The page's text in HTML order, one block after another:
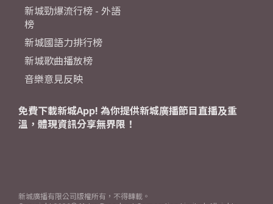
新城勁爆流行榜 - 外語
榜
新城國語力排行榜
新城歌曲播放榜
音樂意見反映
免費下載新城App! 為你提供新城廣播節目直播及重
溫，體現資訊分享無界限！
新城廣播有限公司版權所有，不得轉載。